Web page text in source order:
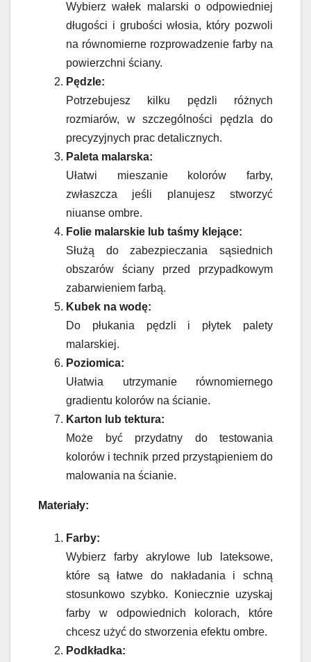
Wybierz wałek malarski o odpowiedniej
długości i grubości włosia, który pozwoli
na równomierne rozprowadzenie farby na
powierzchni ściany.
Pędzle:
Potrzebujesz kilku pędzli różnych
rozmiarów, w szczególności pędzla do
precyzyjnych prac detalicznych.
Paleta malarska:
Ułatwi mieszanie kolorów farby,
zwłaszcza jeśli planujesz stworzyć
niuanse ombre.
Folie malarskie lub taśmy klejące:
Służą do zabezpieczania sąsiednich
obszarów ściany przed przypadkowym
zabarwieniem farbą.
Kubek na wodę:
Do płukania pędzli i płytek palety
malarskiej.
Poziomica:
Ułatwia utrzymanie równomiernego
gradientu kolorów na ścianie.
Karton lub tektura:
Może być przydatny do testowania
kolorów i technik przed przystąpieniem do
malowania na ścianie.
Materiały:
Farby:
Wybierz farby akrylowe lub lateksowe,
które są łatwe do nakładania i schną
stosunkowo szybko. Koniecznie uzyskaj
farby w odpowiednich kolorach, które
chcesz użyć do stworzenia efektu ombre.
Podkładka: